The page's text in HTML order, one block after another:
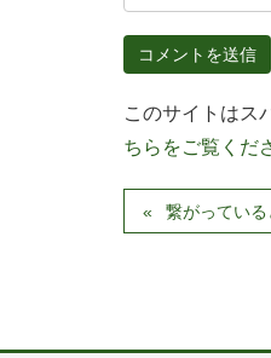
このサイトはス
ちらをご覧くだ
繋がっている